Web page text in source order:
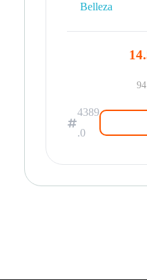
Belleza
4389
.0